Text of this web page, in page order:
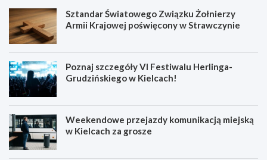
Sztandar Światowego Związku Żołnierzy
Armii Krajowej poświęcony w Strawczynie
Poznaj szczegóły VI Festiwalu Herlinga-
Grudzińskiego w Kielcach!
Weekendowe przejazdy komunikacją miejską
w Kielcach za grosze